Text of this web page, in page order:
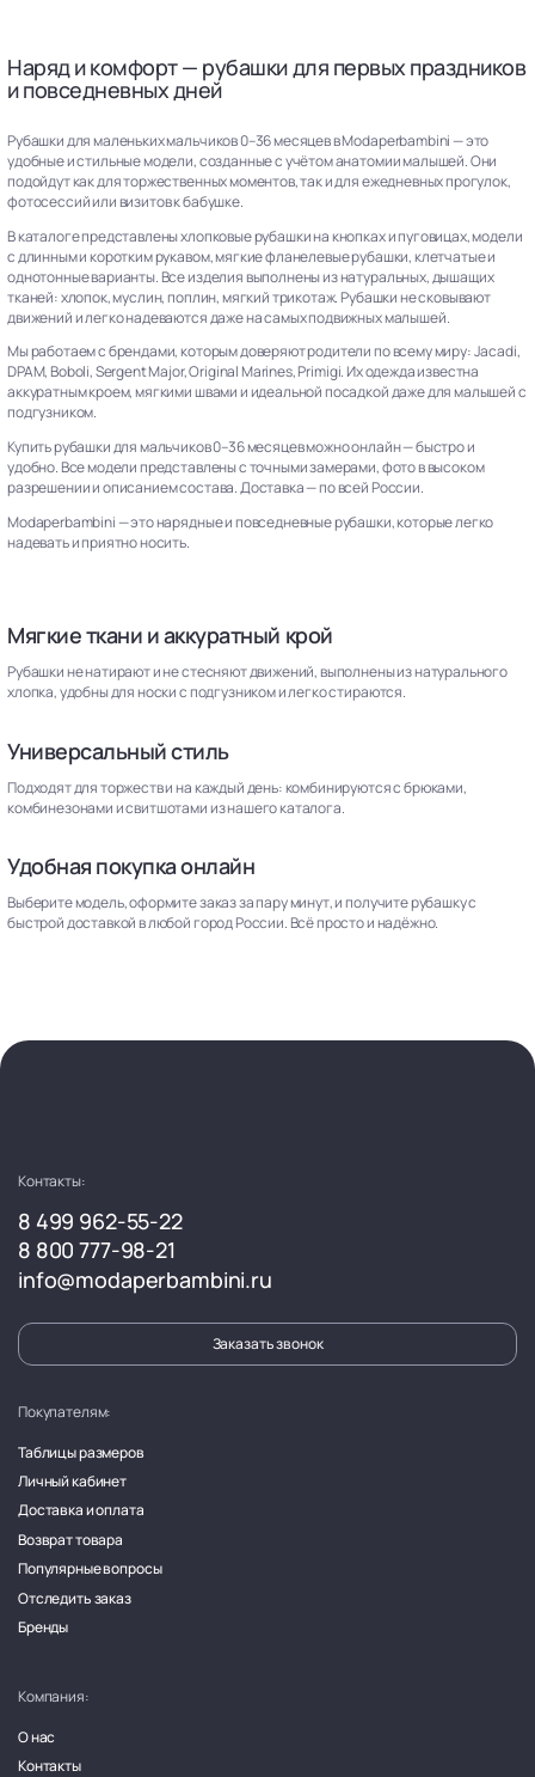
Наряд и комфорт — рубашки для первых праздников
и повседневных дней
Рубашки для маленьких мальчиков 0–36 месяцев в Modaperbambini — это
удобные и стильные модели, созданные с учётом анатомии малышей. Они
подойдут как для торжественных моментов, так и для ежедневных прогулок,
фотосессий или визитов к бабушке.
В каталоге представлены хлопковые рубашки на кнопках и пуговицах, модели
с длинным и коротким рукавом, мягкие фланелевые рубашки, клетчатые и
однотонные варианты. Все изделия выполнены из натуральных, дышащих
тканей: хлопок, муслин, поплин, мягкий трикотаж. Рубашки не сковывают
движений и легко надеваются даже на самых подвижных малышей.
Мы работаем с брендами, которым доверяют родители по всему миру: Jacadi,
DPAM, Boboli, Sergent Major, Original Marines, Primigi. Их одежда известна
аккуратным кроем, мягкими швами и идеальной посадкой даже для малышей с
подгузником.
Купить рубашки для мальчиков 0–36 месяцев можно онлайн — быстро и
удобно. Все модели представлены с точными замерами, фото в высоком
разрешении и описанием состава. Доставка — по всей России.
Modaperbambini — это нарядные и повседневные рубашки, которые легко
надевать и приятно носить.
Мягкие ткани и аккуратный крой
Рубашки не натирают и не стесняют движений, выполнены из натурального
хлопка, удобны для носки с подгузником и легко стираются.
Универсальный стиль
Подходят для торжеств и на каждый день: комбинируются с брюками,
комбинезонами и свитшотами из нашего каталога.
Удобная покупка онлайн
Выберите модель, оформите заказ за пару минут, и получите рубашку с
быстрой доставкой в любой город России. Всё просто и надёжно.
Контакты:
8 499 962-55-22
8 800 777-98-21
info@modaperbambini.ru
Заказать звонок
Покупателям:
Таблицы размеров
Личный кабинет
Доставка и оплата
Возврат товара
Популярные вопросы
Отследить заказ
Бренды
Компания:
О нас
Контакты